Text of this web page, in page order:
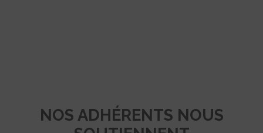
NOS ADHÉRENTS NOUS